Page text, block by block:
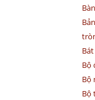
Bộ
Bộ
Bộ